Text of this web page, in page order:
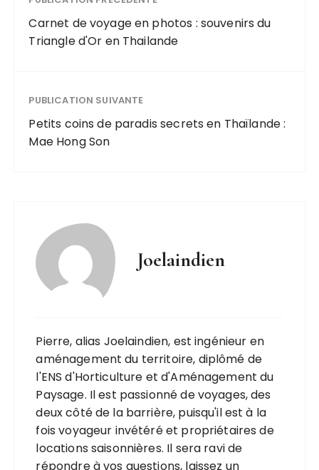
Carnet de voyage en photos : souvenirs du
Triangle d'Or en Thailande
PUBLICATION SUIVANTE
Petits coins de paradis secrets en Thaïlande :
Mae Hong Son
Joelaindien
Pierre, alias Joelaindien, est ingénieur en
aménagement du territoire, diplômé de
l'ENS d'Horticulture et d'Aménagement du
Paysage. Il est passionné de voyages, des
deux côté de la barrière, puisqu'il est à la
fois voyageur invétéré et propriétaires de
locations saisonnières. Il sera ravi de
répondre à vos questions, laissez un